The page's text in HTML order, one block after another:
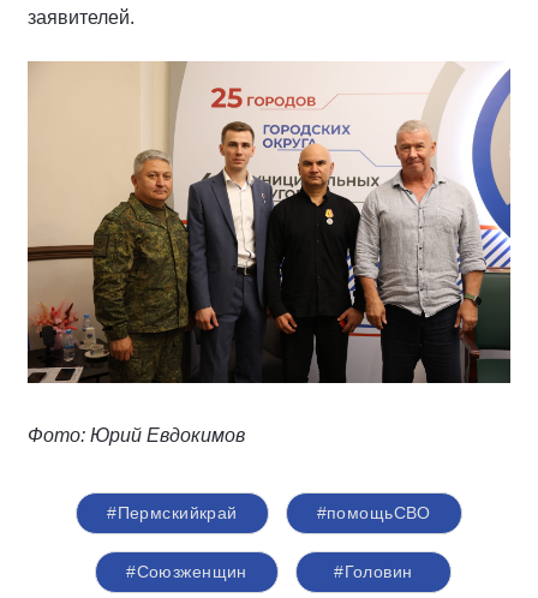
заявителей.
Фото: Юрий Евдокимов
#Пермскийкрай #помощьСВО
#Союзженщин #Головин